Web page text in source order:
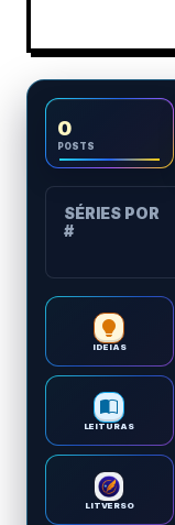
0
POSTS
SÉRIES POR
#
IDEIAS
LEITURAS
LITVERSO